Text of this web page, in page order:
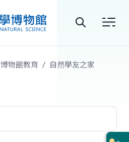
站
博物館教育
自然學友之家